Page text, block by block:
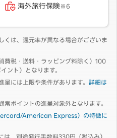
海外旅行保険※6
くは、還元率が異なる場合がございま
費税・送料・ラッピング料除く）100
ント）となります。
には上限や条件があります。 詳細は
ポイントの進呈対象外となります。
American Express）の特徴に
、別途発行手数料330円（税込み）